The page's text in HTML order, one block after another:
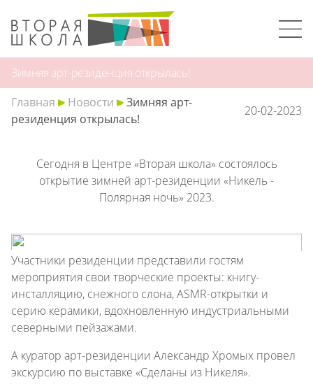
Зимняя арт-резиденция открылась!
Главная
Новости
Зимняя арт-
резиденция открылась!
20-02-2023
Сегодня в Центре «Вторая школа» состоялось
открытие зимней арт-резиденции «Никель -
Полярная ночь» 2023.
Участники резиденции представили гостям
мероприятия свои творческие проекты: книгу-
инсталляцию, снежного слона, ASMR-открытки и
серию керамики, вдохновленную индустриальными
северными пейзажами.
А куратор арт-резиденции Александр Хромых провел
экскурсию по выставке «Сделаны из Никеля».